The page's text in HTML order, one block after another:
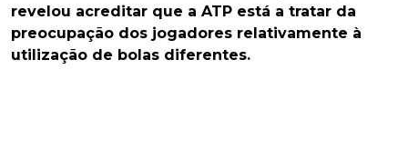
revelou acreditar que a ATP está a tratar da
preocupação dos jogadores relativamente à
utilização de bolas diferentes.